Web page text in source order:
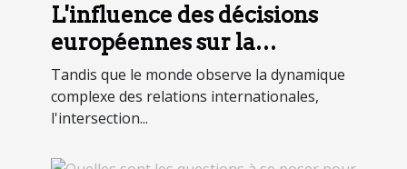
L'influence des décisions
européennes sur la
politique turque
Tandis que le monde observe la dynamique
complexe des relations internationales,
l'intersection...